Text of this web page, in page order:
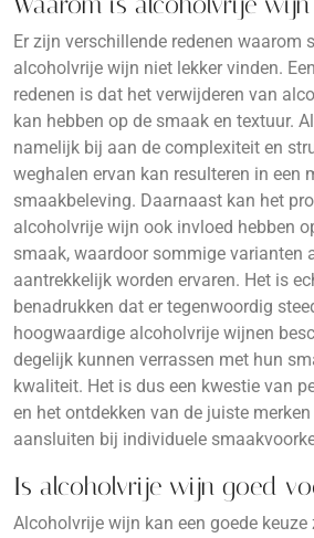
Er zijn verschillende redenen waarom
alcoholvrije wijn niet lekker vinden.
redenen is dat het verwijderen van
kan hebben op de smaak en textuur.
namelijk bij aan de complexiteit en
weghalen ervan kan resulteren in een
smaakbeleving. Daarnaast kan het
alcoholvrije wijn ook invloed hebben
smaak, waardoor sommige varianten
aantrekkelijk worden ervaren. Het is
benadrukken dat er tegenwoordig
hoogwaardige alcoholvrije wijnen
degelijk kunnen verrassen met hun
kwaliteit. Het is dus een kwestie van
en het ontdekken van de juiste
aansluiten bij individuele
Is alcoholvrije wijn goed
Alcoholvrije wijn kan een goede